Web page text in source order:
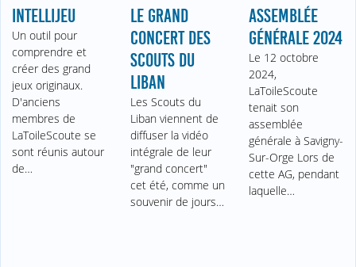
INTELLIJEU
Un outil pour
comprendre et
créer des grand
jeux originaux.
D'anciens
membres de
LaToileScoute se
sont réunis autour
de…
LE GRAND
CONCERT DES
SCOUTS DU
LIBAN
Les Scouts du
Liban viennent de
diffuser la vidéo
intégrale de leur
"grand concert"
cet été, comme un
souvenir de jours…
ASSEMBLÉE
GÉNÉRALE 2024
Le 12 octobre
2024,
LaToileScoute
tenait son
assemblée
générale à Savigny-
Sur-Orge Lors de
cette AG, pendant
laquelle…